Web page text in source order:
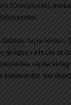
(Coesprisson),
estatal.
Tapia Fonllem
de Agua y a la Ley de
plantea regular el
lineamientos que